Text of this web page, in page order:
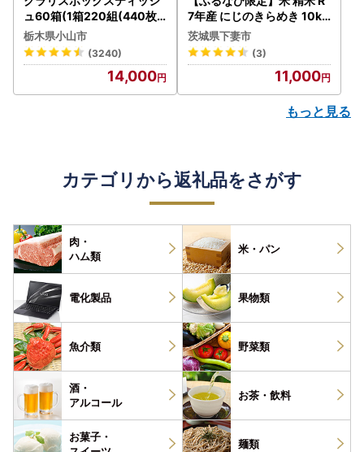
ュ60箱(1箱220組(440枚))
(5個入り×12セット)【配送
不可地域：離島・沖縄県】
【1256759】
栃木県小山市
(3240)
14,000
7年産 にじのきらめき 10kg
10月 FN-Limited-PR
茨城県下妻市
(3)
11,000
もっと見る
カテゴリから返礼品をさがす
肉・
ハム類
米・パン
電化製品 果物類
魚介類 野菜類
酒・
アルコール
お茶・ 飲料
お菓子・
麺類